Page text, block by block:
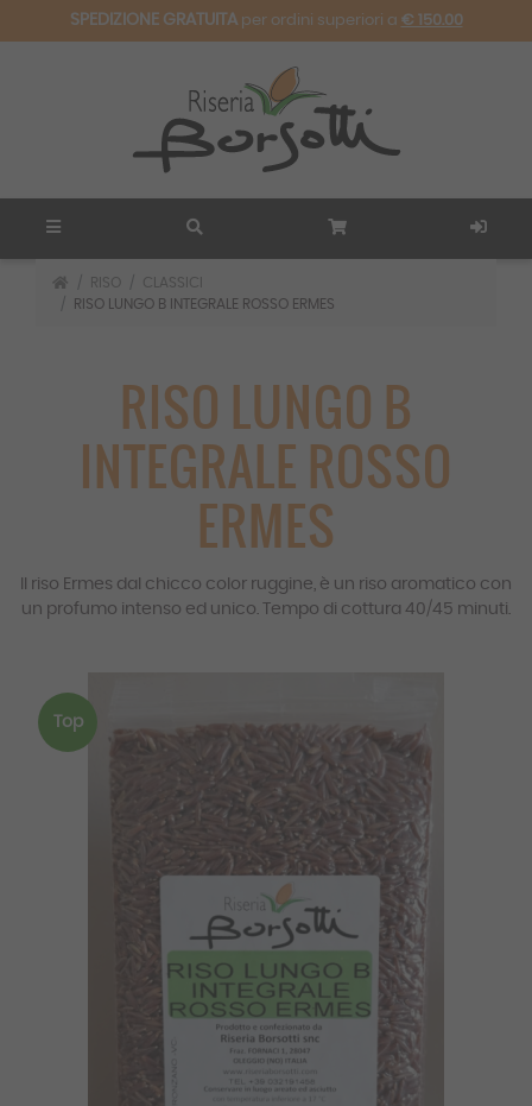
SPEDIZIONE GRATUITA per ordini superiori a € 150.00
RISO
CLASSICI
RISO LUNGO B INTEGRALE ROSSO ERMES
RISO LUNGO B
INTEGRALE ROSSO
ERMES
Il riso Ermes dal chicco color ruggine, è un riso aromatico con
un profumo intenso ed unico. Tempo di cottura 40/45 minuti.
Top